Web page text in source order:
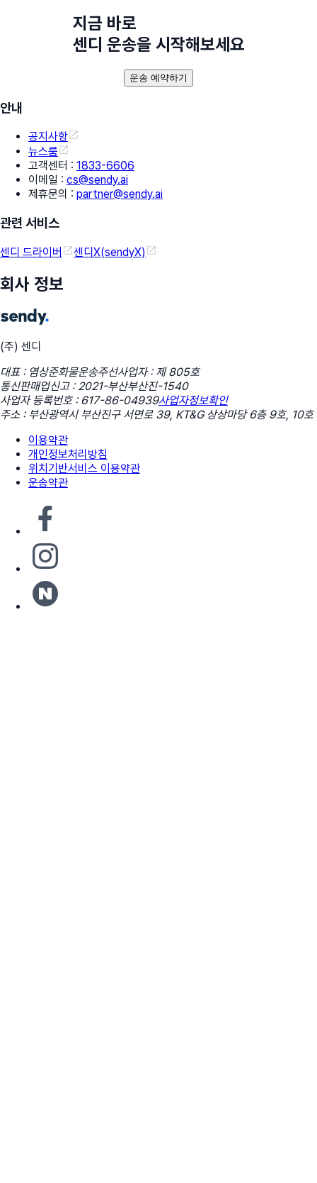
지금 바로
센디 운송을 시작해보세요
운송 예약하기
안내
공지사항
뉴스룸
고객센터 : 1833-6606
이메일 : cs@sendy.ai
제휴문의 : partner@sendy.ai
관련 서비스
센디 드라이버 센디X(sendyX)
회사 정보
(주) 센디
대표 : 염상준화물운송주선사업자 : 제 805호
통신판매업신고 : 2021-부산부산진-1540
사업자 등록번호 : 617-86-04939사업자정보확인
주소 : 부산광역시 부산진구 서면로 39, KT&G 상상마당 6층 9호, 10호
이용약관
개인정보처리방침
위치기반서비스 이용약관
운송약관